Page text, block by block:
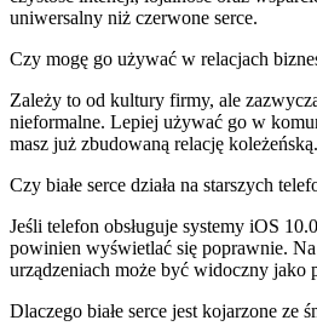
uniwersalny niż czerwone serce.
Czy mogę go używać w relacjach
Zależy to od kultury firmy, ale
nieformalne. Lepiej używać go w
masz już zbudowaną relację koleżeńską.
Czy białe serce działa na starszych
Jeśli telefon obsługuje systemy iOS
powinien wyświetlać się poprawnie.
urządzeniach może być widoczny jako
Dlaczego białe serce jest kojarzone ze